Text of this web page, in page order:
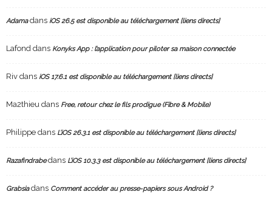
Adamadans iOS 26.5 est disponible au téléchargement [liens directs]
Lafond dans Konyks App : l’application pour piloter sa maison connectée
Riv dans iOS 17.6.1 est disponible au téléchargement [liens directs]
Ma2thieu dans Free, retour chez le fils prodigue (Fibre & Mobile)
Philippe dans L’iOS 26.3.1 est disponible au téléchargement [liens directs]
Razafindrabedans L’iOS 10.3.3 est disponible au téléchargement [liens directs]
Grabsiadans Comment accéder au presse-papiers sous Android ?